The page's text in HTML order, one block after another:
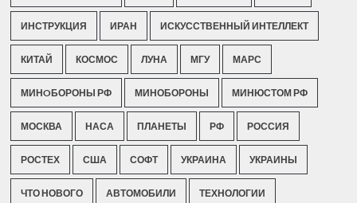
ИНСТРУКЦИЯ ИРАН ИСКУССТВЕННЫЙ ИНТЕЛЛЕКТ
КИТАЙ КОСМОС ЛУНА МГУ МАРС
МИНOБОРОНЫ РФ МИНОБОРОНЫ МИНЮСТОМ РФ
МОСКВА НАСА ПЛАНЕТЫ РФ РОССИЯ
РОСТЕХ США СОФТ УКРАИНА УКРАИНЫ
ЧТО НОВОГО АВТОМОБИЛИ ТЕХНОЛОГИИ